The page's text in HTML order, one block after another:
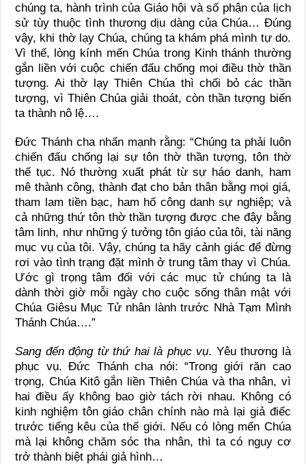
chúng ta, hành trình của Giáo hội và số phận của lịch
sử tùy thuộc tình thương dịu dàng của Chúa… Đúng
vậy, khi thờ lạy Chúa, chúng ta khám phá mình tự do.
Vì thế, lòng kính mến Chúa trong Kinh thánh thường
gắn liền với cuộc chiến đấu chống mọi điều thờ thần
tượng. Ai thờ lạy Thiên Chúa thì chối bỏ các thần
tượng, vì Thiên Chúa giải thoát, còn thần tượng biến
ta thành nô lệ….
Đức Thánh cha nhấn mạnh rằng: “Chúng ta phải luôn
chiến đấu chống lại sự tôn thờ thần tượng, tôn thờ
thế tục. Nó thường xuất phát từ sự háo danh, ham
mê thành công, thành đạt cho bản thân bằng mọi giá,
tham lam tiền bạc, ham hố công danh sự nghiệp; và
cả những thứ tôn thờ thần tượng được che đậy bằng
tâm linh, như những ý tưởng tôn giáo của tôi, tài năng
mục vụ của tôi. Vậy, chúng ta hãy cảnh giác để đừng
rơi vào tình trạng đặt mình ở trung tâm thay vì Chúa.
Ước gì trọng tâm đối với các mục tử chúng ta là
dành thời giờ mỗi ngày cho cuộc sống thân mật với
Chúa Giêsu Mục Tử nhân lành trước Nhà Tạm Mình
Thánh Chúa….”
Sang đến động từ thứ hai là phục vụ. Yêu thương là
phục vụ. Đức Thánh cha nói: “Trong giới răn cao
trọng, Chúa Kitô gắn liền Thiên Chúa và tha nhân, vì
hai điều ấy không bao giờ tách rời nhau. Không có
kinh nghiệm tôn giáo chân chính nào mà lại giả điếc
trước tiếng kêu của thế giới. Nếu có lòng mến Chúa
mà lại không chăm sóc tha nhân, thì ta có nguy cơ
trở thành biệt phái giả hình…